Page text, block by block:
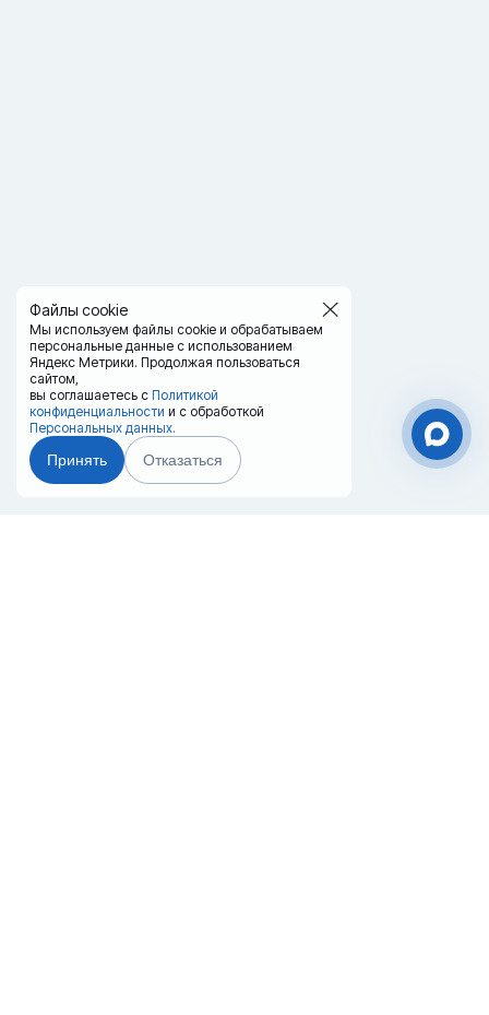
Файлы cookie
Мы используем файлы cookie и обрабатываем
персональные данные с использованием
Яндекс Метрики. Продолжая пользоваться
сайтом,
вы соглашаетесь с Политикой
конфиденциальности и с обработкой
Персональных данных.
Принять Отказаться